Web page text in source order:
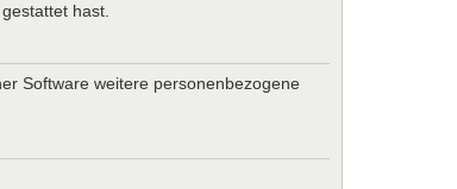
hast.
Software weitere personenbezogene